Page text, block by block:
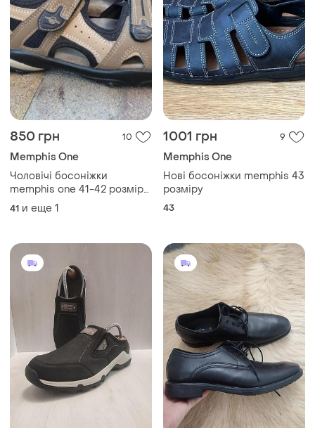
850 грн 10
Memphis One
Чоловічі босоніжки
memphis one 41-42 розмір
27 см устілка
41 и еще 1
1001 грн 9
Memphis One
Нові босоніжки memphis 43
розміру
43